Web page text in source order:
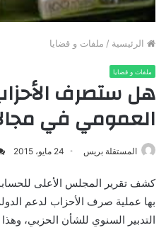
الرئيسية / ملفات و قضايا
ملفات و قضايا
هل ستصرف
العمومي في
المستقلة بريس 24 مايو، 2015
كشف تقرير المجلس الأعلى
بها عملية صرف الأحزاب لدعم
التدبير السنوي للشأن الحزبي،